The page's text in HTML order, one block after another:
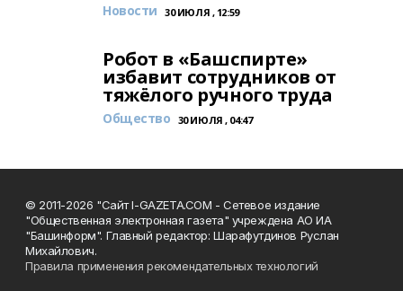
Новости 30 ИЮЛЯ , 12:59
Робот в «Башспирте»
избавит сотрудников от
тяжёлого ручного труда
Общество 30 ИЮЛЯ , 04:47
© 2011-2026 "Сайт I-GAZETA.COM - Сетевое издание
"Общественная электронная газета" учреждена АО ИА
"Башинформ". Главный редактор: Шарафутдинов Руслан
Михайлович.
Правила применения рекомендательных технологий